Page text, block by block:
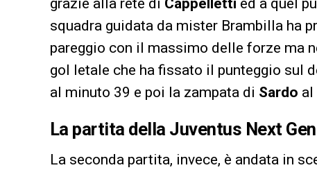
grazie alla rete di Cappelletti ed a quel
squadra guidata da mister Brambilla ha
pareggio con il massimo delle forze ma
gol letale che ha fissato il punteggio sul
al minuto 39 e poi la zampata di Sardo al
La partita della Juventus Next
La seconda partita, invece, è andata in